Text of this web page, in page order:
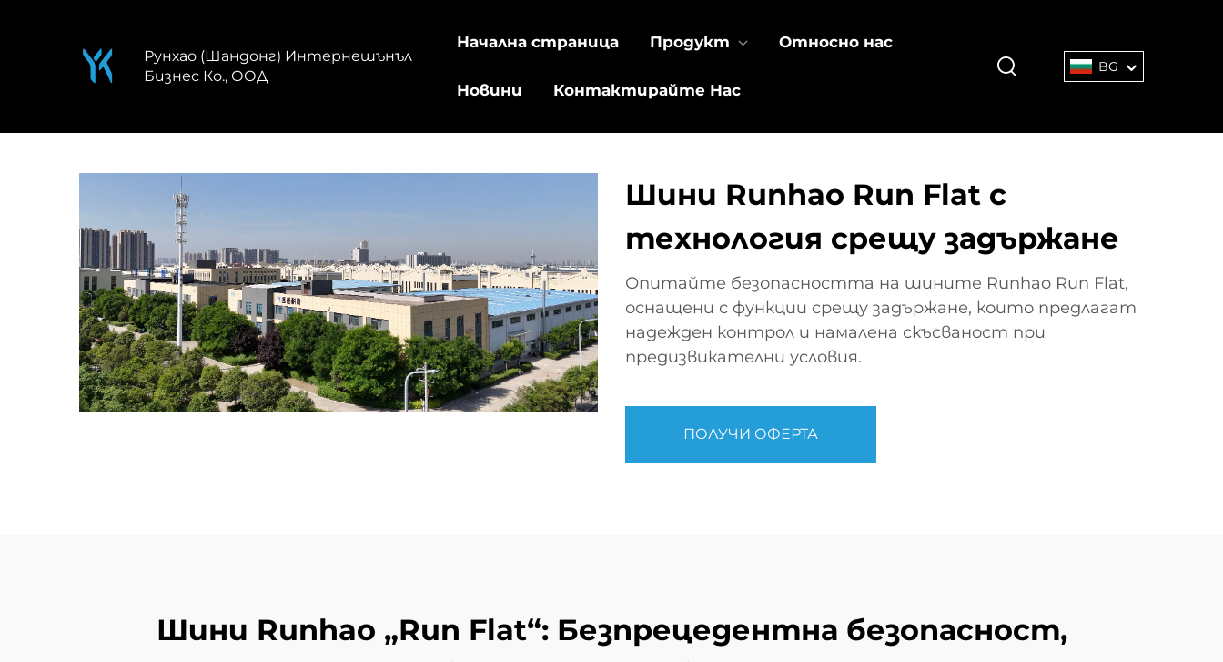
Рунхао (Шандонг) Интернешънъл
Бизнес Ко., ООД
Начална страница Продукт Относно нас
Новини Контактирайте Нас
BG
Шини Runhao Run Flat с
технология срещу задържане
Опитайте безопасността на шините Runhao Run Flat,
оснащени с функции срещу задържане, които предлагат
надежден контрол и намалена скъсваност при
предизвикателни условия.
ПОЛУЧИ ОФЕРТА
Шини Runhao „Run Flat“: Безпрецедентна безопасност,